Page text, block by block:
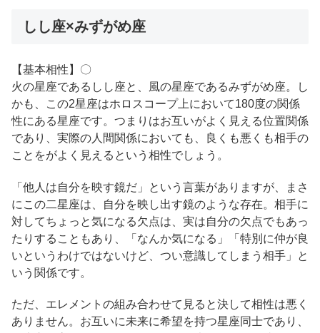
しし座×みずがめ座
【基本相性】〇
火の星座であるしし座と、風の星座であるみずがめ座。し
かも、この2星座はホロスコープ上において180度の関係
性にある星座です。つまりはお互いがよく見える位置関係
であり、実際の人間関係においても、良くも悪くも相手の
ことをがよく見えるという相性でしょう。
「他人は自分を映す鏡だ」という言葉がありますが、まさ
にこの二星座は、自分を映し出す鏡のような存在。相手に
対してちょっと気になる欠点は、実は自分の欠点でもあっ
たりすることもあり、「なんか気になる」「特別に仲が良
いというわけではないけど、つい意識してしまう相手」と
いう関係です。
ただ、エレメントの組み合わせて見ると決して相性は悪く
ありません。お互いに未来に希望を持つ星座同士であり、